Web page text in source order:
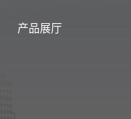
产品展厅